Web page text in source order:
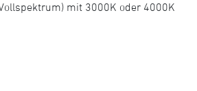
mit 3000K oder 4000K